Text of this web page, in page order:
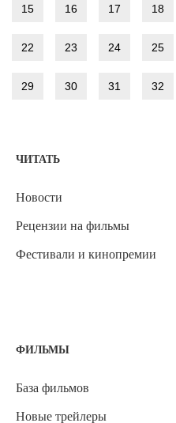
15 16 17 18
22 23 24 25
29 30 31 32
ЧИТАТЬ
Новости
Рецензии на фильмы
Фестивали и кинопремии
ФИЛЬМЫ
База фильмов
Новые трейлеры